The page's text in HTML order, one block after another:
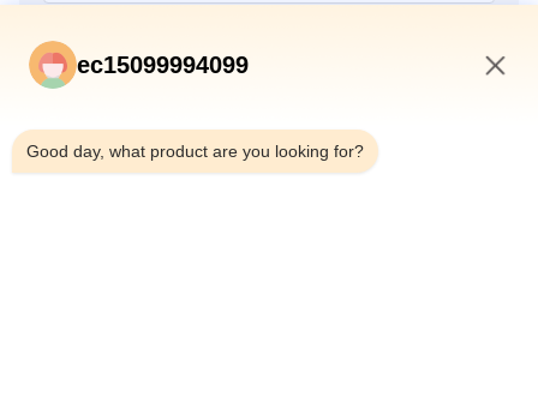
ec15099994099
Good day, what product are you looking for?